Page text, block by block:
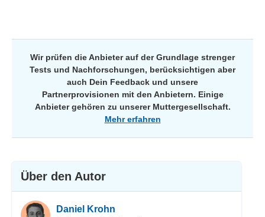
Wir prüfen die Anbieter auf der Grundlage strenger
Tests und Nachforschungen, berücksichtigen aber
auch Dein Feedback und unsere
Partnerprovisionen mit den Anbietern. Einige
Anbieter gehören zu unserer Muttergesellschaft.
Mehr erfahren
Über den Autor
Daniel Krohn